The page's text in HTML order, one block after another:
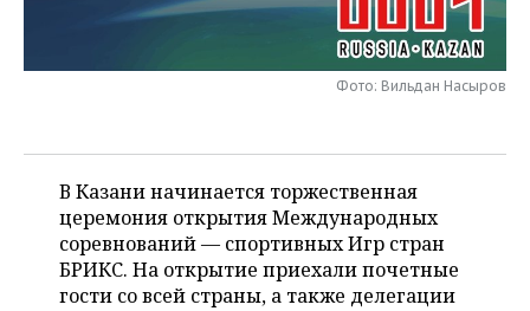
НЕФТЕХИМИЯ
УСЛУГИ
МЕДИА
ВЫЕЗДНАЯ РЕДАКЦИЯ
ONLINE-КОНФЕРЕНЦИИ
НОВОСТИ СПОРТА
ХОККЕЙ
ОБЩЕСТВО
ВЛАСТЬ
ФОТОГАЛЕРЕЯ
СЮЖЕТЫ
Фото: Вильдан Насыров
В Казани начинается торжественная
церемония открытия Международных
соревнований — спортивных Игр стран
БРИКС. На открытие приехали почетные
гости со всей страны, а также делегации